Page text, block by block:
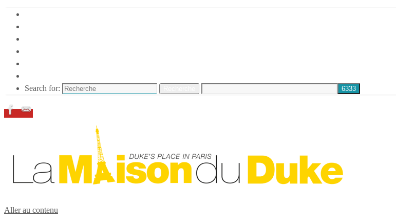
Search for:
Aller au contenu